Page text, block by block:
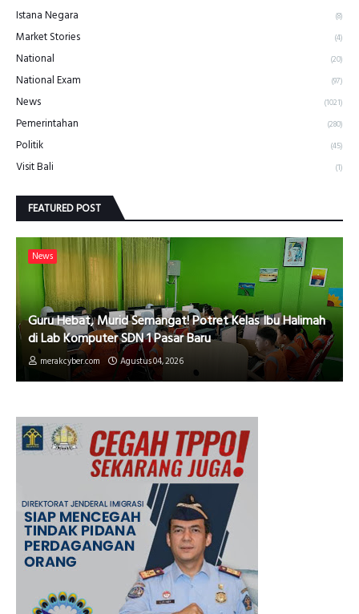
Istana Negara (8)
Market Stories (4)
National (20)
National Exam (97)
News (1021)
Pemerintahan (280)
Politik (45)
Visit Bali (1)
FEATURED POST
News
Guru Hebat, Murid Semangat! Potret Kelas Ibu Halimah
di Lab Komputer SDN 1 Pasar Baru
merakcyber.com Agustus 04, 2026